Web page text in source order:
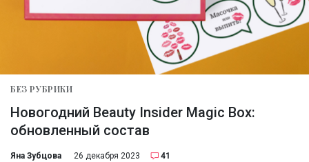
БЕЗ РУБРИКИ
Новогодний Beauty Insider Magic Box:
обновленный состав
Яна Зубцова 26 декабря 2023 41